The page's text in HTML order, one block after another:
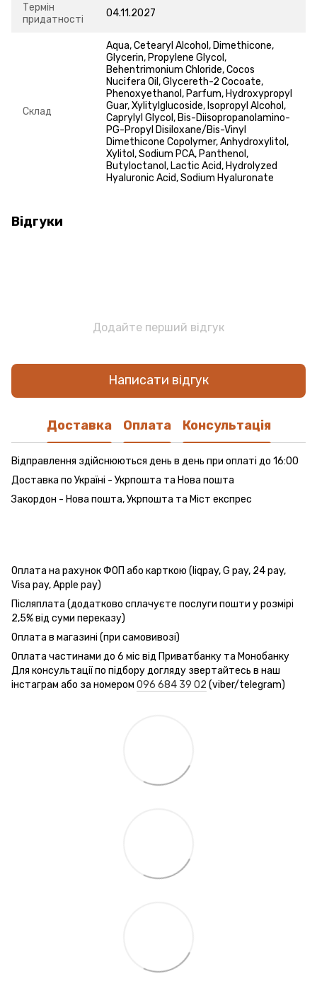
Термін
придатності
04.11.2027
Склад
Aqua, Cetearyl Alcohol, Dimethicone,
Glycerin, Propylene Glycol,
Behentrimonium Chloride, Cocos
Nucifera Oil, Glycereth-2 Cocoate,
Phenoxyethanol, Parfum, Hydroxypropyl
Guar, Xylitylglucoside, Isopropyl Alcohol,
Caprylyl Glycol, Bis-Diisopropanolamino-
PG-Propyl Disiloxane/Bis-Vinyl
Dimethicone Copolymer, Anhydroxylitol,
Xylitol, Sodium PCA, Panthenol,
Butyloctanol, Lactic Acid, Hydrolyzed
Hyaluronic Acid, Sodium Hyaluronate
Відгуки
Додайте перший відгук
Написати відгук
Доставка Оплата Консультація
Відправлення здійснюються день в день при оплаті до 16:00
Доставка по Україні - Укрпошта та Нова пошта
Закордон - Нова пошта, Укрпошта та Міст експрес
Оплата на рахунок ФОП або карткою (liqpay, G pay, 24 pay,
Visa pay, Apple pay)
Післяплата (додатково сплачуєте послуги пошти у розмірі
2,5% від суми переказу)
Оплата в магазині (при самовивозі)
Оплата частинами до 6 міс від Приватбанку та Монобанку
Для консультації по підбору догляду звертайтесь в наш
інстаграм або за номером 096 684 39 02 (viber/telegram)